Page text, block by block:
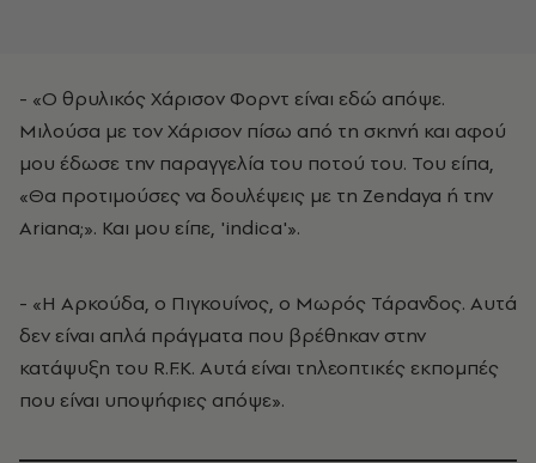
- «Ο θρυλικός Χάρισον Φορντ είναι εδώ απόψε.
Μιλούσα με τον Χάρισον πίσω από τη σκηνή και αφού
μου έδωσε την παραγγελία του ποτού του. Του είπα,
«Θα προτιμούσες να δουλέψεις με τη Zendaya ή την
Ariana;». Και μου είπε, 'indica'».
- «Η Αρκούδα, ο Πιγκουίνος, ο Μωρός Τάρανδος. Αυτά
δεν είναι απλά πράγματα που βρέθηκαν στην
κατάψυξη του R.F.K. Αυτά είναι τηλεοπτικές εκπομπές
που είναι υποψήφιες απόψε».